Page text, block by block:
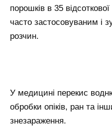
порошків в 35
часто застосовуваним і
розчин.
У медицині перекис
обробки опіків, ран та
знезараження.